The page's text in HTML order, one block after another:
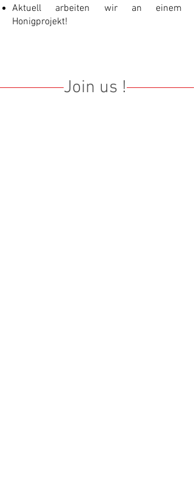
Aktuell arbeiten wir an einem
Honigprojekt!
Join us !